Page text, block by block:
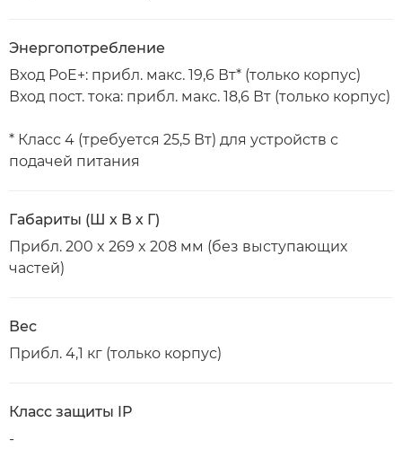
Энергопотребление
Вход PoE+: прибл. макс. 19,6 Вт* (только корпус)
Вход пост. тока: прибл. макс. 18,6 Вт (только корпус)
* Класс 4 (требуется 25,5 Вт) для устройств с
подачей питания
Габариты (Ш х В х Г)
Прибл. 200 x 269 x 208 мм (без выступающих
частей)
Вес
Прибл. 4,1 кг (только корпус)
Класс защиты IP
-